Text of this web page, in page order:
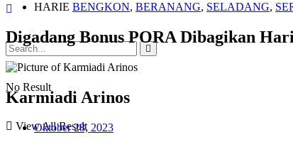
No Result
View All Result
HARIE BENGKON, BERANANG, SELADANG,
Digadang Bonus PORA Dibagikan
Karmiadi Arinos
Oktober 28, 2023